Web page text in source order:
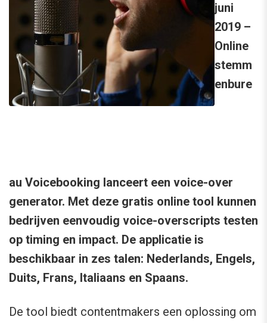
juni
2019 –
Online
stemm
enbure
au Voicebooking lanceert een voice-over
generator. Met deze gratis online tool kunnen
bedrijven eenvoudig voice-overscripts testen
op timing en impact. De applicatie is
beschikbaar in zes talen: Nederlands, Engels,
Duits, Frans, Italiaans en Spaans.
De tool biedt contentmakers een oplossing om